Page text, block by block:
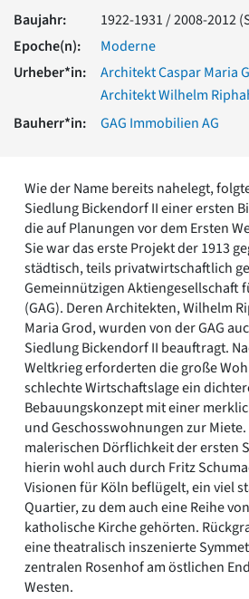
Romanik
Römische Antike
Über uns
Fachbeirat
Impressum
Datenschutz
Suchbegriff eingeben
Baujahr:
1922-1931 / 2008-2012
Epoche(n):
Moderne
Urheber*in:
Architekt Caspar Maria
Architekt Wilhelm
Bauherr*in:
GAG Immobilien AG
Wie der Name bereits nahelegt,
Siedlung Bickendorf II einer ersten
die auf Planungen vor dem Ersten
Sie war das erste Projekt der 1913
städtisch, teils privatwirtschaftlich
Gemeinnützigen Aktiengesellschaft
(GAG). Deren Architekten, Wilhelm
Maria Grod, wurden von der GAG
Siedlung Bickendorf II beauftragt.
Weltkrieg erforderten die große
schlechte Wirtschaftslage ein
Bebauungskonzept mit einer
und Geschosswohnungen zur
malerischen Dörflichkeit der ersten
hierin wohl auch durch Fritz
Visionen für Köln beflügelt, ein viel
Quartier, zu dem auch eine Reihe
katholische Kirche gehörten.
eine theatralisch inszenierte
zentralen Rosenhof am östlichen
Westen.